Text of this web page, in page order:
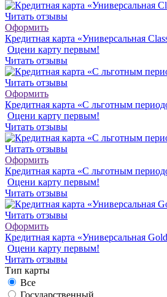
Читать отзывы
Оформить
Кредитная карта «Универсальная
Оцени карту первым!
Читать отзывы
Читать отзывы
Оформить
Кредитная карта «С льготным
Оцени карту первым!
Читать отзывы
Читать отзывы
Оформить
Кредитная карта «С льготным
Оцени карту первым!
Читать отзывы
Читать отзывы
Оформить
Кредитная карта «Универсальная
Оцени карту первым!
Читать отзывы
Тип карты
Все
Государственный